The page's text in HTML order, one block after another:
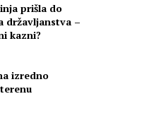
prišla do
državljanstva –
kazni?
izredno